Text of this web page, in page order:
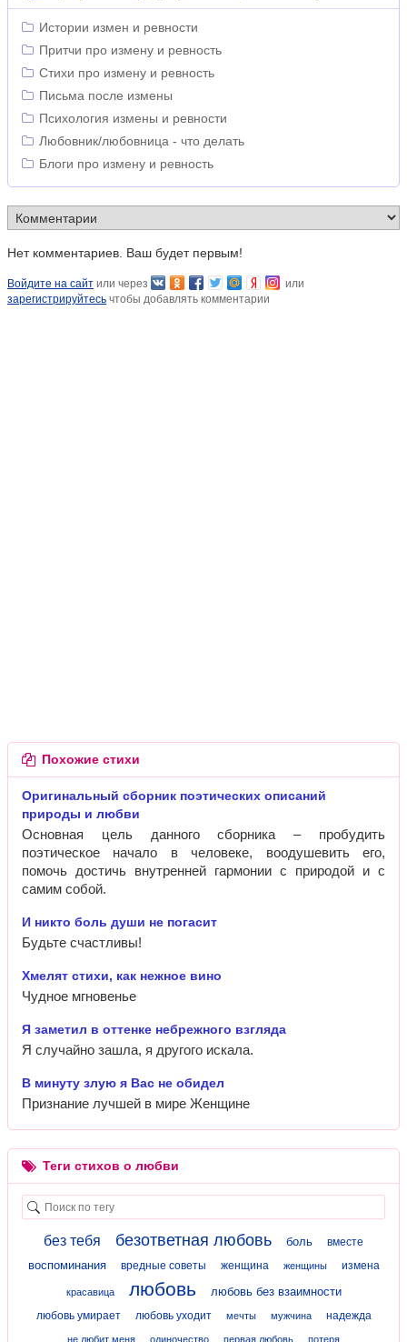
Истории измен и ревности
Притчи про измену и ревность
Стихи про измену и ревность
Письма после измены
Психология измены и ревности
Любовник/любовница - что делать
Блоги про измену и ревность
Нет комментариев. Ваш будет первым!
Войдите на сайт или через
или
зарегистрируйтесь чтобы добавлять комментарии
Похожие стихи
Оригинальный сборник поэтических описаний
природы и любви
Основная цель данного сборника – пробудить
поэтическое начало в человеке, воодушевить его,
помочь достичь внутренней гармонии с природой и с
самим собой.
И никто боль души не погасит
Будьте счастливы!
Хмелят стихи, как нежное вино
Чудное мгновенье
Я заметил в оттенке небрежного взгляда
Я случайно зашла, я другого искала.
В минуту злую я Вас не обидел
Признание лучшей в мире Женщине
Теги стихов о любви
без тебя безответная любовь боль вместе
воспоминания вредные советы женщина женщины измена
красавица любовь любовь без взаимности
любовь умирает любовь уходит мечты мужчина надежда
не любит меня одиночество первая любовь потеря